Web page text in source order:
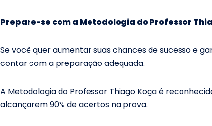
Prepare-se com a Metodologia do Professor
Se você quer aumentar suas chances de sucesso e
contar com a preparação adequada.
A Metodologia do Professor Thiago Koga é
alcançarem 90% de acertos na prova.